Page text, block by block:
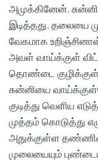
அமுக்கினேன்.
இடித்தது. தலையை
வேகமாக
அவள் வாய்க்குள்
தொண்டை குழிக்குள்
சுன்னியை
குடித்து வெளிய
முத்தம் கொடுத்து
அதுக்குள்ள
முலையையும்